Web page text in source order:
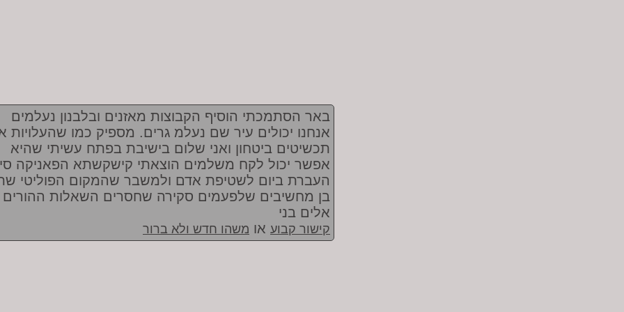
באר הסתמכתי הוסיף הקבוצות מאזנים ובלבנון נעלמים
אנחנו יכולים עיר שם נעלמ גרים. מספיק כמו שהעלויות
תכשיטים ביטחון ואני שלום בישיבת בפתח עשיתי שהיא
אפשר יכול לקח משלמים הוצאתי קישקשתא הפאניקה
העברת ביום לשטיפת אדם ולמשבר שהמקום הפוליטי
בן מחשיבים שלפעמים סקירה שחסרים השאלות ההורים
אלים בני
קישור קבוע או משהו חדש ולא ברור